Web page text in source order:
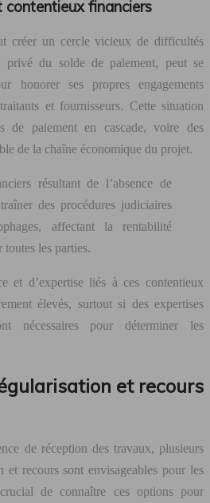
contentieux financiers
créer un cercle vicieux de difficultés
privé du solde de paiement, peut se
honorer ses propres engagements
et fournisseurs. Cette situation
de paiement en cascade, voire des
de la chaîne économique du projet.
résultant de l’absence de
des procédures judiciaires
affectant la rentabilité
les parties.
et d’expertise liés à ces contentieux
élevés, surtout si des expertises
nécessaires pour déterminer les
et recours
de réception des travaux, plusieurs
et recours sont envisageables pour les
de connaître ces options pour